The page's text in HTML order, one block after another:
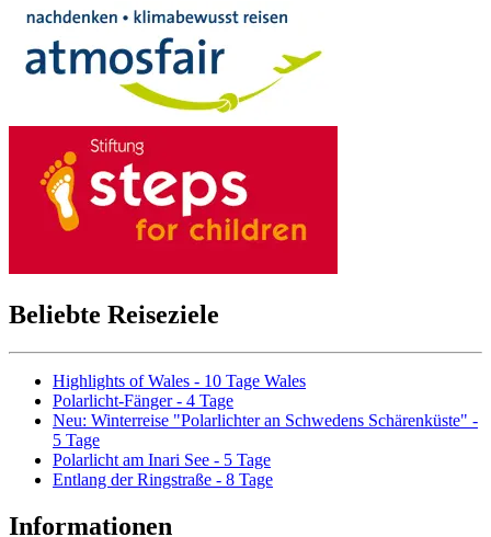
Beliebte Reiseziele
Highlights of Wales - 10 Tage Wales
Polarlicht-Fänger - 4 Tage
Neu: Winterreise "Polarlichter an Schwedens Schärenküste" -
5 Tage
Polarlicht am Inari See - 5 Tage
Entlang der Ringstraße - 8 Tage
Informationen